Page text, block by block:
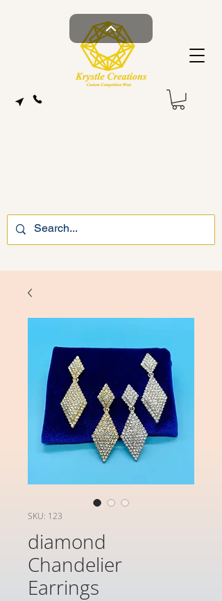
SKU: 123
diamond
Chandelier
Earrings